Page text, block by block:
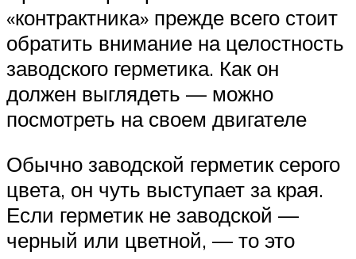
«контрактника» прежде всего стоит
обратить внимание на целостность
заводского герметика. Как он
должен выглядеть — можно
посмотреть на своем двигателе
Обычно заводской герметик серого
цвета, он чуть выступает за края.
Если герметик не заводской —
черный или цветной, — то это